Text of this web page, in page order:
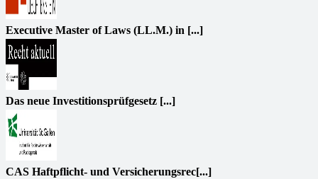
Executive Master of Laws (LL.M.) in [...]
Das neue Investitionsprüfgesetz [...]
CAS Haftpflicht- und Versicherungsrec[...]